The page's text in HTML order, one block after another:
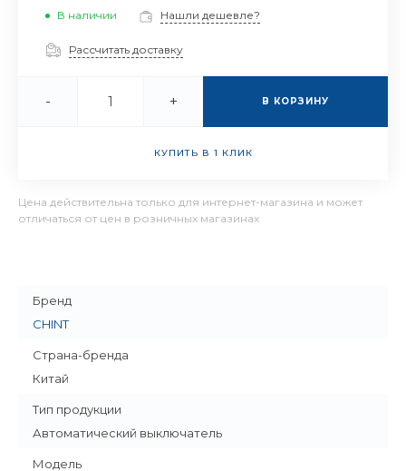
В наличии Нашли дешевле?
Рассчитать доставку
- + В КОРЗИНУ
КУПИТЬ В 1 КЛИК
Цена действительна только для интернет-магазина и может
отличаться от цен в розничных магазинах
Бренд
CHINT
Страна-бренда
Китай
Тип продукции
Автоматический выключатель
Модель